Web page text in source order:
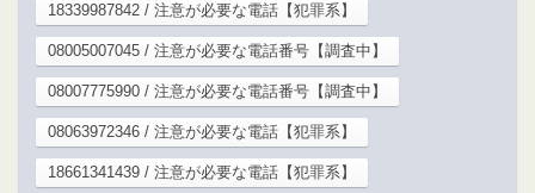
18339987842 / 注意が必要な電話【犯罪系】
08005007045 / 注意が必要な電話番号【調査中】
08007775990 / 注意が必要な電話番号【調査中】
08063972346 / 注意が必要な電話【犯罪系】
18661341439 / 注意が必要な電話【犯罪系】